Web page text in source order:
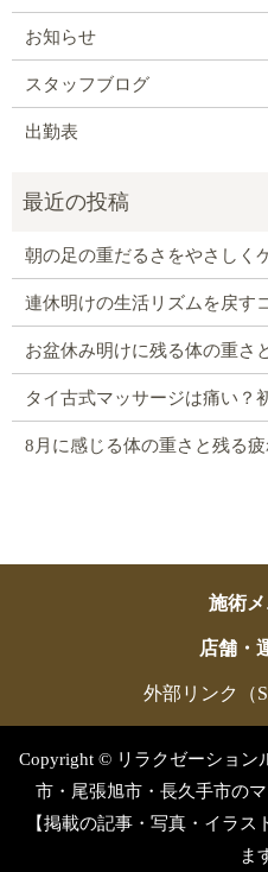
お知らせ
スタッフブログ
出勤表
朝の足の重だるさをやさしく
連休明けの生活リズムを戻す
お盆休み明けに残る体の重さ
タイ古式マッサージは痛い？
8月に感じる体の重さと残る
施術
店舗・
外部リンク（
Copyright © リラクゼーション
市・尾張旭市・長久手市の
【掲載の記事・写真・イラ
ま